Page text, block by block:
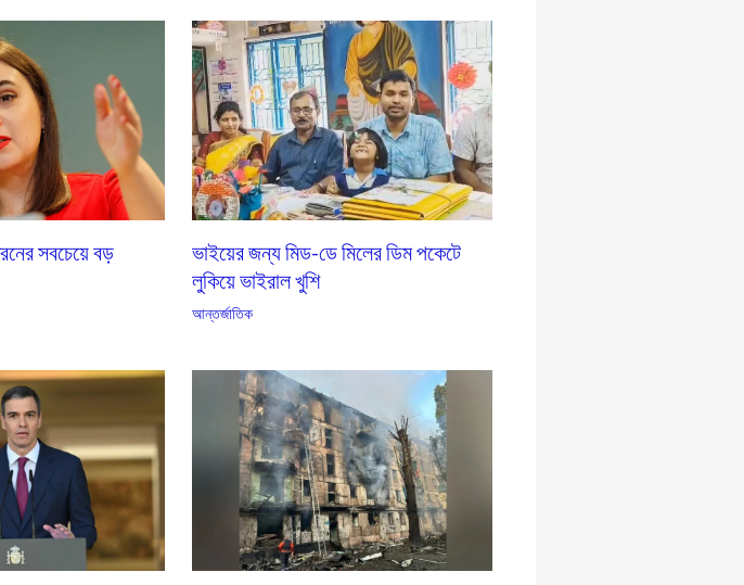
সবচেয়ে বড়
ভাইয়ের জন্য মিড-ডে মিলের ডিম পকেটে
লুকিয়ে ভাইরাল খুশি
আন্তর্জাতিক